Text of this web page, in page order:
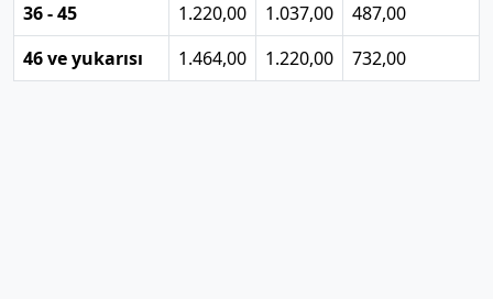
36 - 45
1.220,00 1.037,00
487,00
46 ve yukarısı
1.464,00 1.220,00 732,00